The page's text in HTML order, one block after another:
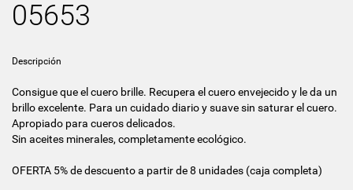
05653
Descripción
Consigue que el cuero brille. Recupera el cuero envejecido y le da un
brillo excelente. Para un cuidado diario y suave sin saturar el cuero.
Apropiado para cueros delicados.
Sin aceites minerales, completamente ecológico.
OFERTA 5% de descuento a partir de 8 unidades (caja completa)